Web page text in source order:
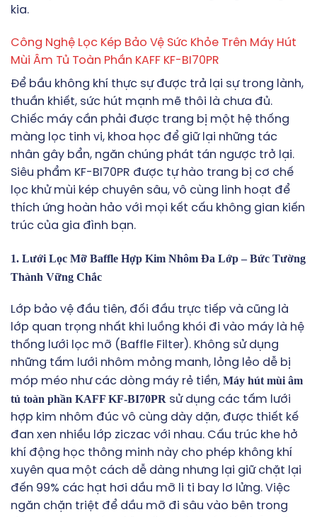
kia.
Công Nghệ Lọc Kép Bảo Vệ Sức Khỏe Trên Máy Hút
Mùi Âm Tủ Toàn Phần KAFF KF-BI70PR
Để bầu không khí thực sự được trả lại sự trong lành,
thuần khiết, sức hút mạnh mẽ thôi là chưa đủ.
Chiếc máy cần phải được trang bị một hệ thống
màng lọc tinh vi, khoa học để giữ lại những tác
nhân gây bẩn, ngăn chúng phát tán ngược trở lại.
Siêu phẩm KF-BI70PR được tự hào trang bị cơ chế
lọc khử mùi kép chuyên sâu, vô cùng linh hoạt để
thích ứng hoàn hảo với mọi kết cấu không gian kiến
trúc của gia đình bạn.
1. Lưới Lọc Mỡ Baffle Hợp Kim Nhôm Đa Lớp – Bức Tường
Thành Vững Chắc
Lớp bảo vệ đầu tiên, đối đầu trực tiếp và cũng là
lớp quan trọng nhất khi luồng khói đi vào máy là hệ
thống lưới lọc mỡ (Baffle Filter). Không sử dụng
những tấm lưới nhôm mỏng manh, lỏng lẻo dễ bị
móp méo như các dòng máy rẻ tiền, Máy hút mùi âm
tủ toàn phần KAFF KF-BI70PR sử dụng các tấm lưới
hợp kim nhôm đúc vô cùng dày dặn, được thiết kế
đan xen nhiều lớp ziczac với nhau. Cấu trúc khe hở
khí động học thông minh này cho phép không khí
xuyên qua một cách dễ dàng nhưng lại giữ chặt lại
đến 99% các hạt hơi dầu mỡ li ti bay lơ lửng. Việc
ngăn chặn triệt để dầu mỡ đi sâu vào bên trong